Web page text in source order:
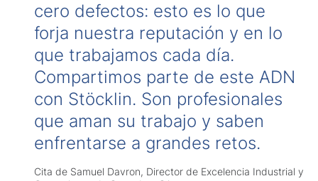
cero defectos: esto es lo que
forja nuestra reputación y en lo
que trabajamos cada día.
Compartimos parte de este ADN
con Stöcklin. Son profesionales
que aman su trabajo y saben
enfrentarse a grandes retos.
Cita de Samuel Davron, Director de Excelencia Industrial y